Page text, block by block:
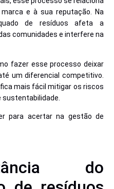
e à sua reputação. Na
de resíduos afeta a
comunidades e interfere na
fazer esse processo deixar
um diferencial competitivo.
mais fácil mitigar os riscos
sustentabilidade.
para acertar na gestão de
do